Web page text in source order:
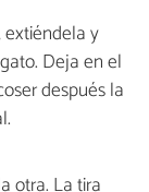
y
Deja en el
después la